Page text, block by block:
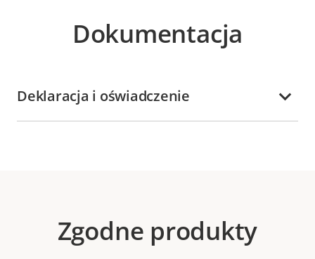
Dokumentacja
Deklaracja i oświadczenie
Zgodne produkty